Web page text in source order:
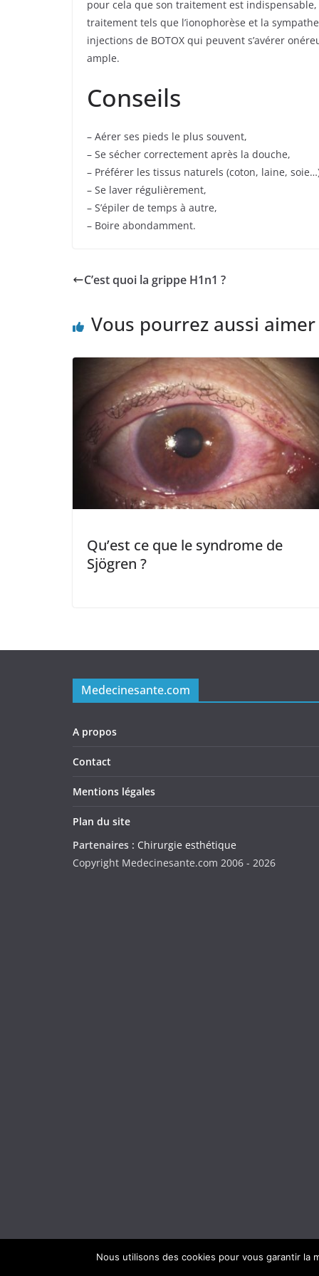
pour cela que son traitement est
traitement tels que l’ionophorèse et la
injections de BOTOX qui peuvent s’avérer
ample.
Conseils
– Aérer ses pieds le plus souvent,
– Se sécher correctement après la douche,
– Préférer les tissus naturels (coton, laine,
– Se laver régulièrement,
– S’épiler de temps à autre,
– Boire abondamment.
C’est quoi la grippe H1n1 ?
Vous pourrez aussi aimer
Qu’est ce que le syndrome de
Sjögren ?
Medecinesante.com
A propos
Contact
Mentions légales
Plan du site
Partenaires : Chirurgie esthétique
Copyright Medecinesante.com 2006 - 2026
Nous utilisons des cookies pour vous garantir